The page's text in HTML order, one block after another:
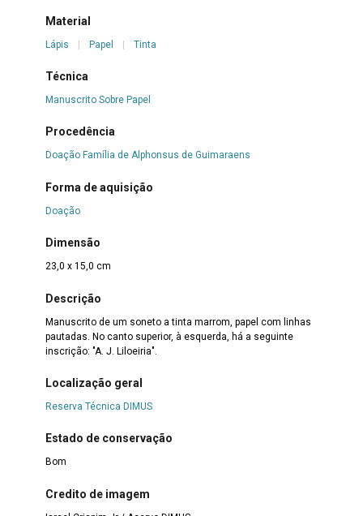
Material
Lápis | Papel | Tinta
Técnica
Manuscrito Sobre Papel
Procedência
Doação Família de Alphonsus de Guimaraens
Forma de aquisição
Doação
Dimensão
23,0 x 15,0 cm
Descrição
Manuscrito de um soneto a tinta marrom, papel com linhas
pautadas. No canto superior, à esquerda, há a seguinte
inscrição: "A. J. Liloeiria".
Localização geral
Reserva Técnica DIMUS
Estado de conservação
Bom
Credito de imagem